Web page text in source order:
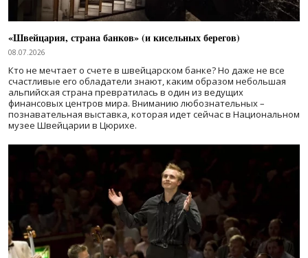
«Швейцария, страна банков» (и кисельных берегов)
08.07.2026
Кто не мечтает о счете в швейцарском банке? Но даже не все
счастливые его обладатели знают, каким образом небольшая
альпийская страна превратилась в один из ведущих
финансовых центров мира. Вниманию любознательных –
познавательная выставка, которая идет сейчас в Национальном
музее Швейцарии в Цюрихе.